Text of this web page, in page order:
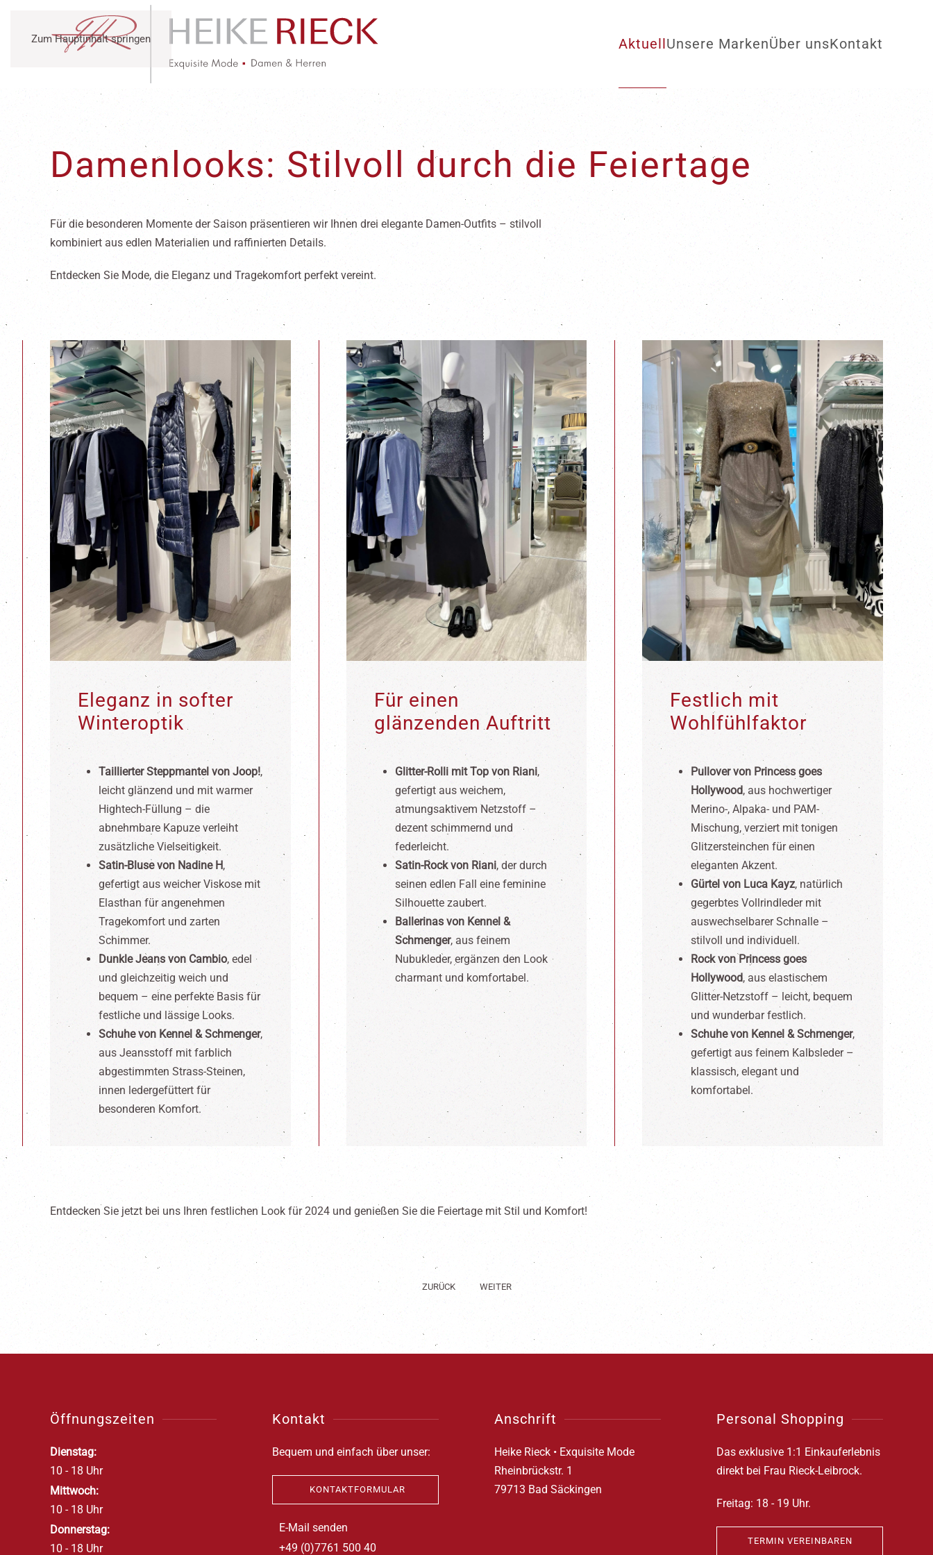
Zum Hauptinhalt springen Aktuell Unsere MarkenÜber unsKontakt
Damenlooks: Stilvoll durch die Feiertage
Für die besonderen Momente der Saison präsentieren wir Ihnen drei elegante Damen-Outfits – stilvoll
kombiniert aus edlen Materialien und raffinierten Details.
Entdecken Sie Mode, die Eleganz und Tragekomfort perfekt vereint.
Eleganz in softer
Winteroptik
Taillierter Steppmantel von Joop!,
leicht glänzend und mit warmer
Hightech-Füllung – die
abnehmbare Kapuze verleiht
zusätzliche Vielseitigkeit.
Satin-Bluse von Nadine H,
gefertigt aus weicher Viskose mit
Elasthan für angenehmen
Tragekomfort und zarten
Schimmer.
Dunkle Jeans von Cambio, edel
und gleichzeitig weich und
bequem – eine perfekte Basis für
festliche und lässige Looks.
Schuhe von Kennel & Schmenger,
aus Jeansstoff mit farblich
abgestimmten Strass-Steinen,
innen ledergefüttert für
besonderen Komfort.
Für einen
glänzenden Auftritt
Glitter-Rolli mit Top von Riani,
gefertigt aus weichem,
atmungsaktivem Netzstoff –
dezent schimmernd und
federleicht.
Satin-Rock von Riani, der durch
seinen edlen Fall eine feminine
Silhouette zaubert.
Ballerinas von Kennel &
Schmenger, aus feinem
Nubukleder, ergänzen den Look
charmant und komfortabel.
Festlich mit
Wohlfühlfaktor
Pullover von Princess goes
Hollywood, aus hochwertiger
Merino-, Alpaka- und PAM-
Mischung, verziert mit tonigen
Glitzersteinchen für einen
eleganten Akzent.
Gürtel von Luca Kayz, natürlich
gegerbtes Vollrindleder mit
auswechselbarer Schnalle –
stilvoll und individuell.
Rock von Princess goes
Hollywood, aus elastischem
Glitter-Netzstoff – leicht, bequem
und wunderbar festlich.
Schuhe von Kennel & Schmenger,
gefertigt aus feinem Kalbsleder –
klassisch, elegant und
komfortabel.
Entdecken Sie jetzt bei uns Ihren festlichen Look für 2024 und genießen Sie die Feiertage mit Stil und Komfort!
ZURÜCK WEITER
Öffnungszeiten
Dienstag:
10 - 18 Uhr
Mittwoch:
10 - 18 Uhr
Donnerstag:
10 - 18 Uhr
Kontakt
Bequem und einfach über unser:
KONTAKTFORMULAR
E-Mail senden
+49 (0)7761 500 40
Anschrift
Heike Rieck • Exquisite Mode
Rheinbrückstr. 1
79713 Bad Säckingen
Personal Shopping
Das exklusive 1:1 Einkauferlebnis
direkt bei Frau Rieck-Leibrock.
Freitag: 18 - 19 Uhr.
TERMIN VEREINBAREN